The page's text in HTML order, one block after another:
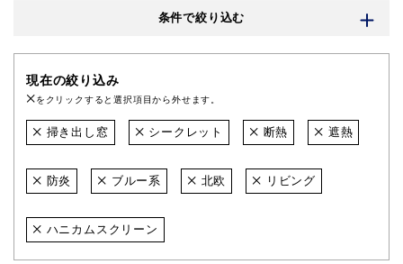
条件で絞り込む
現在の絞り込み
をクリックすると選択項目から外せます。
掃き出し窓 シークレット 断熱 遮熱
防炎 ブルー系 北欧 リビング
ハニカムスクリーン